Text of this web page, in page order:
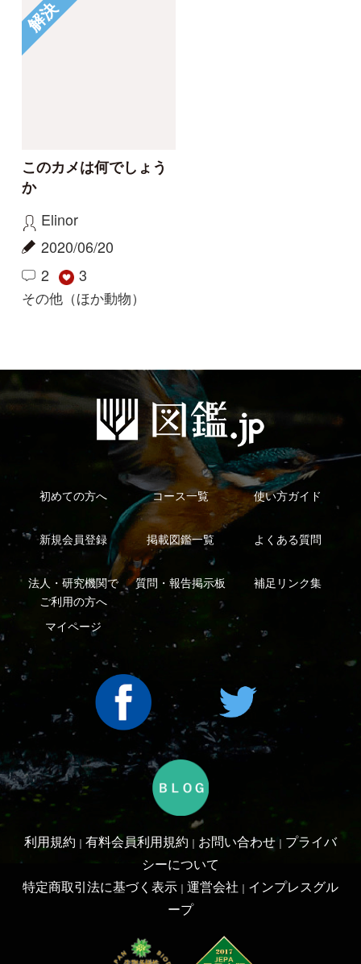
2020/06/20
2
その他（ほか動物）
初めての方へ
新規会員登録
法人・研究機関で
ご利用の方へ
質問・報告掲示板
有料会員利用規約 お問い合わせ ｜プライバ
シーについて
特定商取引法に基づく表示｜運営会社 ｜インプレスグル
ープ
Copyright ©2016 Yama-kei Publishers co.,Ltd.
An impress Group Company. All rights reserved.